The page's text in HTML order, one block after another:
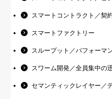
スマートコントラクト／契
スマートファクトリー
スループット／パフォーマ
スワーム開発／全員集中の
セマンティックレイヤー／